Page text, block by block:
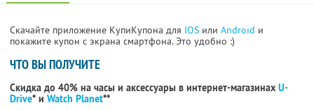
Скачайте приложение КупиКупона для IOS или Android и
покажите купон с экрана смартфона. Это удобно :)
ЧТО ВЫ ПОЛУЧИТЕ
Скидка до 40% на часы и аксессуары в интернет-магазинах U-
Drive* и Watch Planet**